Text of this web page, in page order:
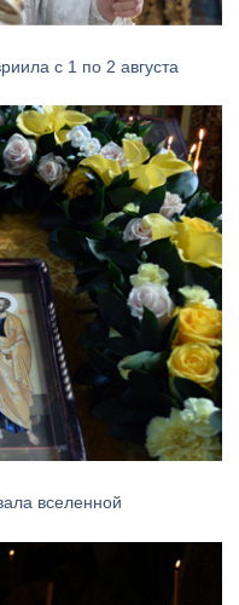
с 1 по 2 августа
вселенной